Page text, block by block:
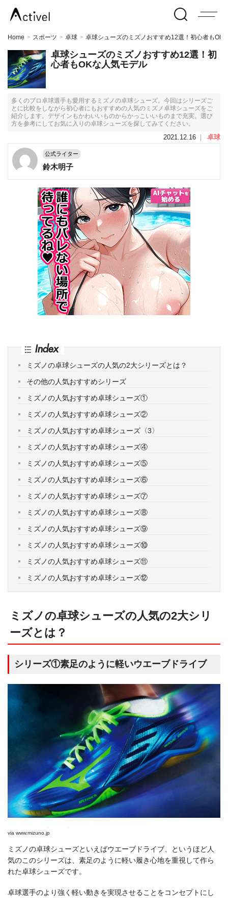
Home > スポーツ > 卓球 > 卓球シューズのミズノおすすめ12選！初心者もOK
卓球シューズのミズノおすすめ12選！初
心者もOKな人気モデル
多くのプロ卓球選手も愛用するミズノの卓球シューズ。今回はシリーズご
とに比較をしながら初心者にもおすすめの人気のミズノ卓球シューズをご
紹介します。デザインもかわいいものからかっこいいものまで充実。選び
方を参考にしてお気に入りの卓球シューズを探してみてください。
2021.12.16 ｜ 卓球
公式ライター
鈴木明子
Index
ミズノの卓球シューズの人気の2大シリーズとは？
その他の人気おすすめシリーズ
ミズノの人気おすすめ卓球シューズ①
ミズノの人気おすすめ卓球シューズ②
ミズノの人気おすすめ卓球シューズ〈3〉
ミズノの人気おすすめ卓球シューズ④
ミズノの人気おすすめ卓球シューズ⑤
ミズノの人気おすすめ卓球シューズ⑥
ミズノの人気おすすめ卓球シューズ⑦
ミズノの人気おすすめ卓球シューズ⑧
ミズノの人気おすすめ卓球シューズ⑨
ミズノの人気おすすめ卓球シューズ⑩
ミズノの人気おすすめ卓球シューズ⑪
ミズノの人気おすすめ卓球シューズ⑫
ミズノの卓球シューズの人気の2大シリ
ーズとは？
シリーズ①素足のように軽いウエーブドライブ
ミズノのウエーブドライブ
via www.mizuno.jp
ミズノの卓球シューズといえばウエーブドライブ、というほど人
気のこのシリーズは、素足のように軽い履き心地を重視して作ら
れた卓球シューズです。
卓球選手のより強く軽い動きを実現させることをコンセプトにし